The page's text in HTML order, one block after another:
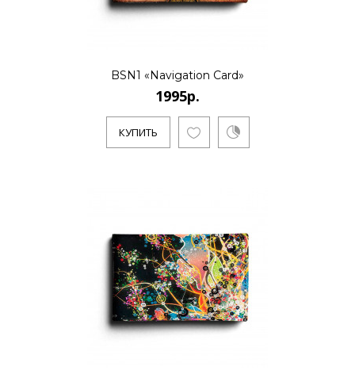
BSN1 «Navigation Card»
1995р.
КУПИТЬ